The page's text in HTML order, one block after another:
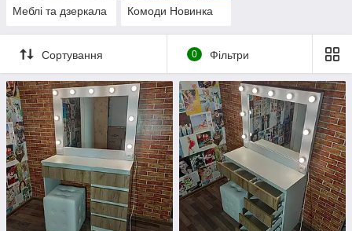
Меблі та дзеркала Комоди Новинка
Сортування 0 Фільтри